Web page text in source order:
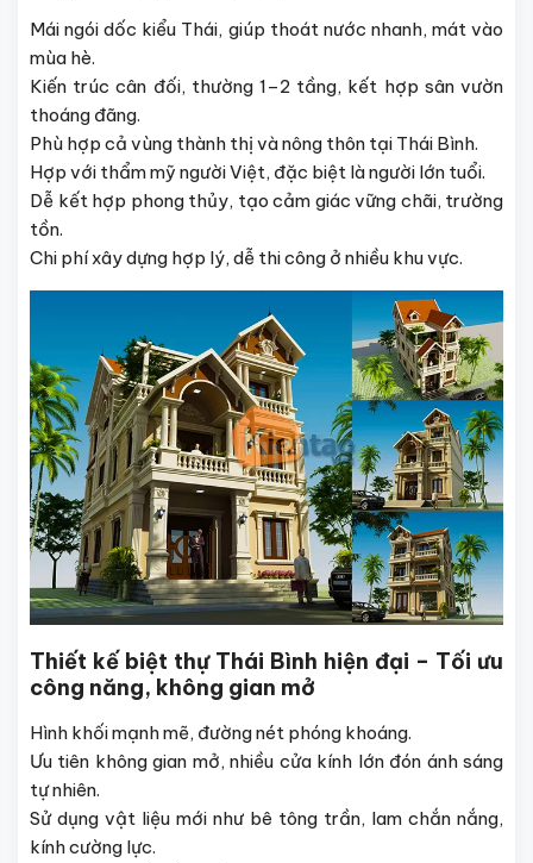
Mái ngói dốc kiểu Thái, giúp thoát nước nhanh, mát vào
mùa hè.
Kiến trúc cân đối, thường 1–2 tầng, kết hợp sân vườn
thoáng đãng.
Phù hợp cả vùng thành thị và nông thôn tại Thái Bình.
Hợp với thẩm mỹ người Việt, đặc biệt là người lớn tuổi.
Dễ kết hợp phong thủy, tạo cảm giác vững chãi, trường
tồn.
Chi phí xây dựng hợp lý, dễ thi công ở nhiều khu vực.
Thiết kế biệt thự Thái Bình hiện đại – Tối ưu
công năng, không gian mở
Hình khối mạnh mẽ, đường nét phóng khoáng.
Ưu tiên không gian mở, nhiều cửa kính lớn đón ánh sáng
tự nhiên.
Sử dụng vật liệu mới như bê tông trần, lam chắn nắng,
kính cường lực.